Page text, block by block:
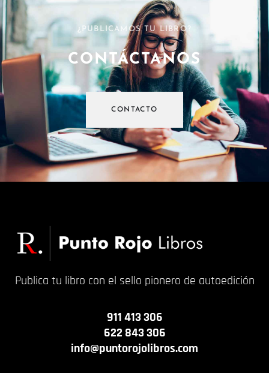
¿PUBLICAMOS TU LIBRO?
CONTÁCTANOS
CONTACTO
Publica tu libro con el sello pionero de autoedición
911 413 306
622 843 306
info@puntorojolibros.com